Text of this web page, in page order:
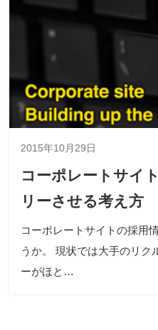
2015年10月29日
コーポレートサイ
リーさせる考え方
コーポレートサイトの採用
うか。 現状では大手のリク
ーがほと…